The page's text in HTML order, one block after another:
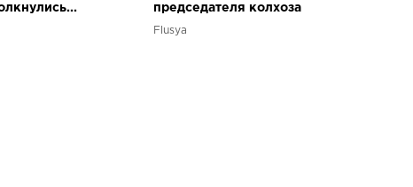
председателя колхоза
Flusya